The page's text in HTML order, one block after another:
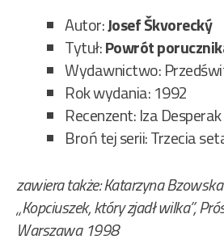
Autor:Josef Škvorecký
Tytuł:Powrót
Wydawnictwo:
Rok wydania: 1992
Recenzent: Iza Desperak
Broń tej serii: Trzecia
zawiera także: Katarzyna
„Kopciuszek, który zjadł wilka”,
Warszawa 1998